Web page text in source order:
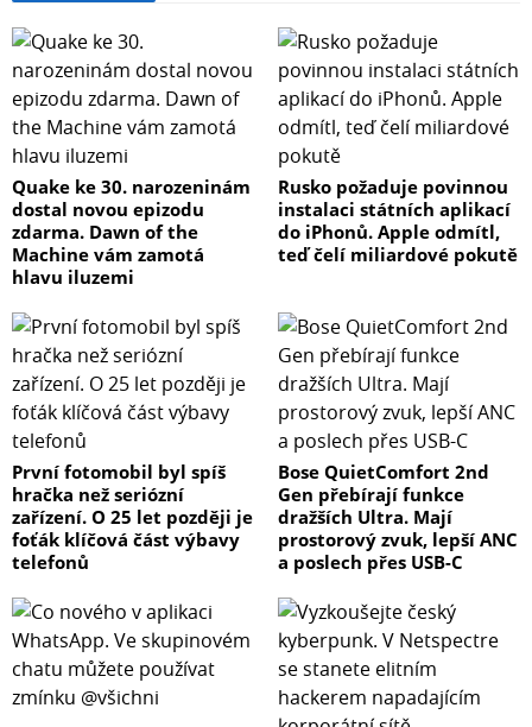
Quake ke 30. narozeninám
dostal novou epizodu
zdarma. Dawn of the
Machine vám zamotá
hlavu iluzemi
Rusko požaduje povinnou
instalaci státních aplikací
do iPhonů. Apple odmítl,
teď čelí miliardové pokutě
První fotomobil byl spíš
hračka než seriózní
zařízení. O 25 let později je
foťák klíčová část výbavy
telefonů
Bose QuietComfort 2nd
Gen přebírají funkce
dražších Ultra. Mají
prostorový zvuk, lepší ANC
a poslech přes USB-C